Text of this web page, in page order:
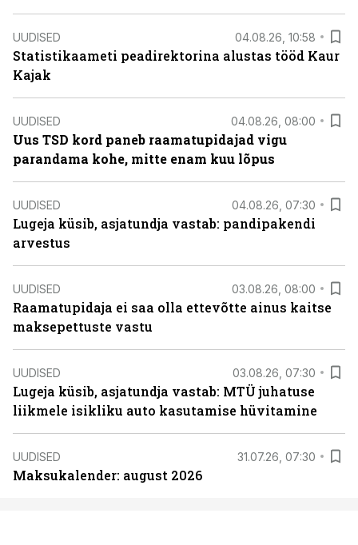
UUDISED 04.08.26, 10:58
Statistikaameti peadirektorina alustas tööd Kaur
Kajak
UUDISED 04.08.26, 08:00
Uus TSD kord paneb raamatupidajad vigu
parandama kohe, mitte enam kuu lõpus
UUDISED 04.08.26, 07:30
Lugeja küsib, asjatundja vastab: pandipakendi
arvestus
UUDISED 03.08.26, 08:00
Raamatupidaja ei saa olla ettevõtte ainus kaitse
maksepettuste vastu
UUDISED 03.08.26, 07:30
Lugeja küsib, asjatundja vastab: MTÜ juhatuse
liikmele isikliku auto kasutamise hüvitamine
UUDISED 31.07.26, 07:30
Maksukalender: august 2026